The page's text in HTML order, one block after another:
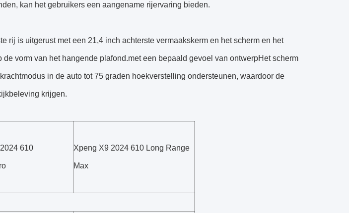
kan het gebruikers een aangename rijervaring bieden.
rij is uitgerust met een 21,4 inch achterste vermaakskerm en het scherm en het
vorm van het hangende plafond.met een bepaald gevoel van ontwerpHet scherm
in de auto tot 75 graden hoekverstelling ondersteunen, waardoor de
krijgen.
610 Xpeng X9 2024 610 Long Range
Max